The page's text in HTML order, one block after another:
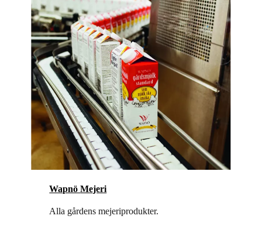
WapnöMejeri
Alla gårdens mejeriprodukter.